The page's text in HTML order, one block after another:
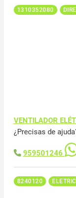
1310352080
VENTILADOR
¿Precisas de
959501246
8240120